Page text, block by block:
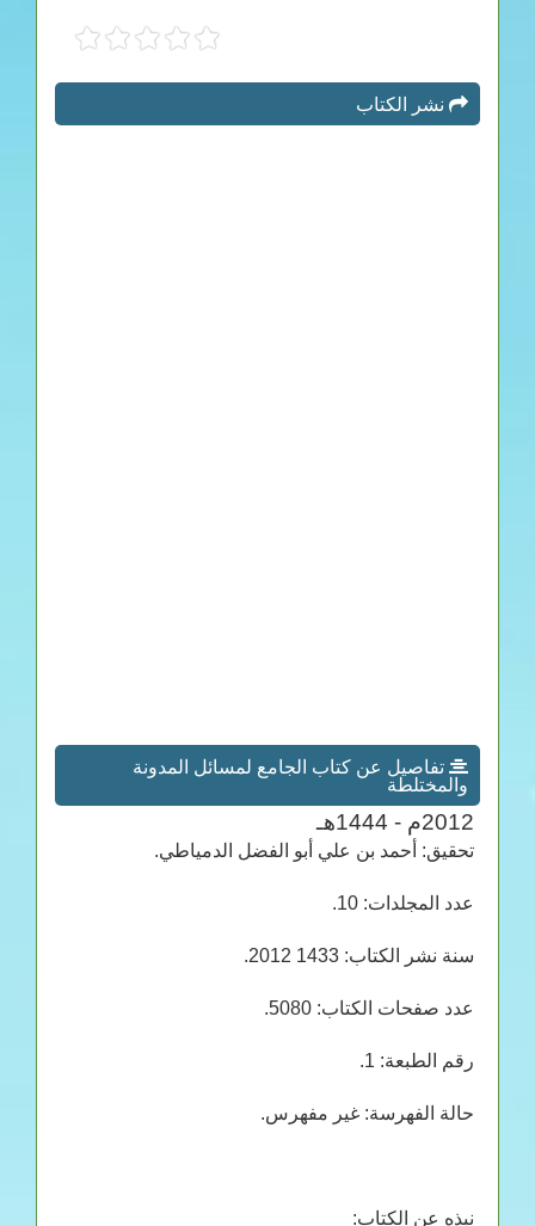
نشر الكتاب
تفاصيل عن كتاب الجامع لمسائل المدونة
والمختلطة
2012م - 1444هـ
تحقيق: أحمد بن علي أبو الفضل الدمياطي.
عدد المجلدات: 10.
سنة نشر الكتاب: 1433 2012.
عدد صفحات الكتاب: 5080.
رقم الطبعة: 1.
حالة الفهرسة: غير مفهرس.
نبذه عن الكتاب: